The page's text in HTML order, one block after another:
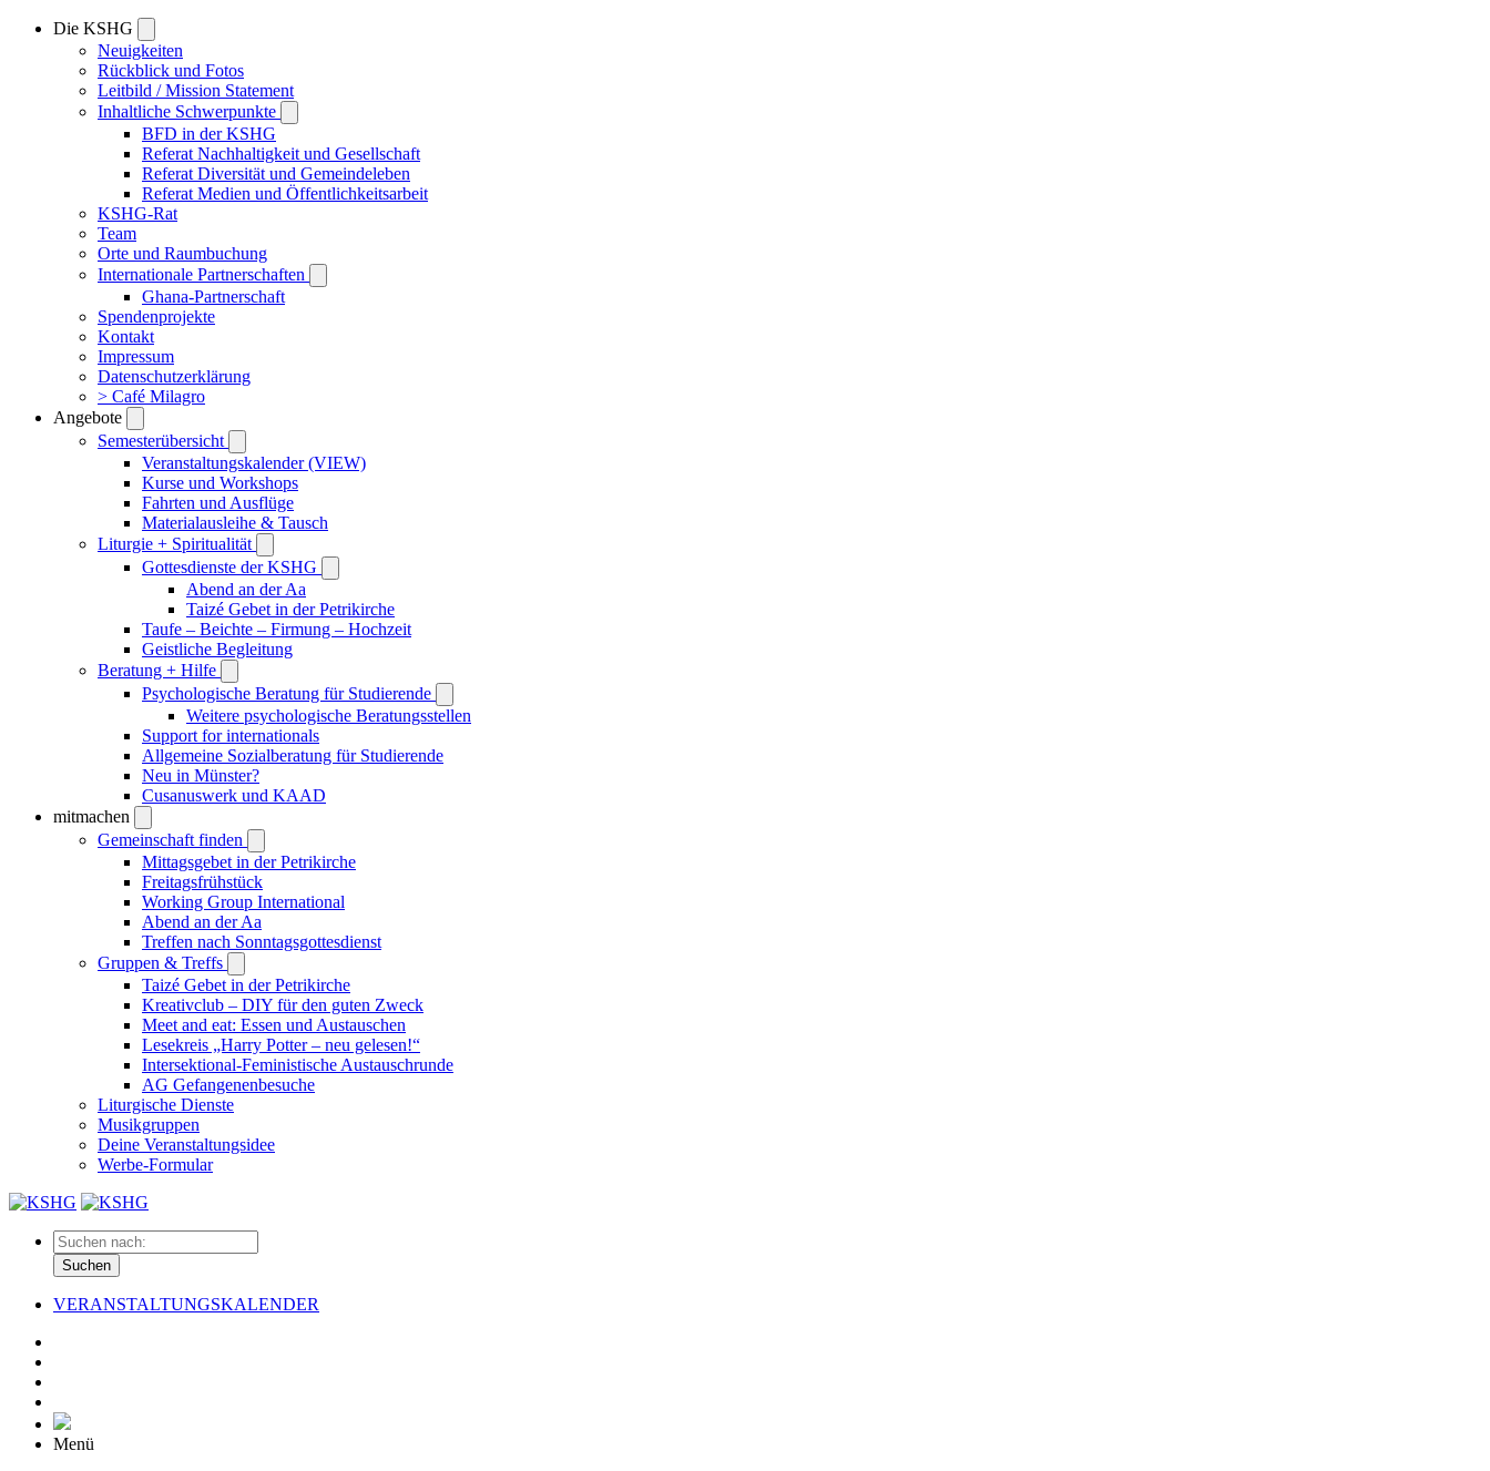
Die KSHG
Neuigkeiten
Rückblick und Fotos
Leitbild / Mission Statement
Inhaltliche Schwerpunkte
BFD in der KSHG
Referat Nachhaltigkeit und Gesellschaft
Referat Diversität und Gemeindeleben
Referat Medien und Öffentlichkeitsarbeit
KSHG-Rat
Team
Orte und Raumbuchung
Internationale Partnerschaften
Ghana-Partnerschaft
Spendenprojekte
Kontakt
Impressum
Datenschutzerklärung
> Café Milagro
Angebote
Semesterübersicht
Veranstaltungskalender (VIEW)
Kurse und Workshops
Fahrten und Ausflüge
Materialausleihe & Tausch
Liturgie + Spiritualität
Gottesdienste der KSHG
Abend an der Aa
Taizé Gebet in der Petrikirche
Taufe – Beichte – Firmung – Hochzeit
Geistliche Begleitung
Beratung + Hilfe
Psychologische Beratung für Studierende
Weitere psychologische Beratungsstellen
Support for internationals
Allgemeine Sozialberatung für Studierende
Neu in Münster?
Cusanuswerk und KAAD
mitmachen
Gemeinschaft finden
Mittagsgebet in der Petrikirche
Freitagsfrühstück
Working Group International
Abend an der Aa
Treffen nach Sonntagsgottesdienst
Gruppen & Treffs
Taizé Gebet in der Petrikirche
Kreativclub – DIY für den guten Zweck
Meet and eat: Essen und Austauschen
Lesekreis „Harry Potter – neu gelesen!“
Intersektional-Feministische Austauschrunde
AG Gefangenenbesuche
Liturgische Dienste
Musikgruppen
Deine Veranstaltungsidee
Werbe-Formular
Suchen
VERANSTALTUNGSKALENDER
Menü